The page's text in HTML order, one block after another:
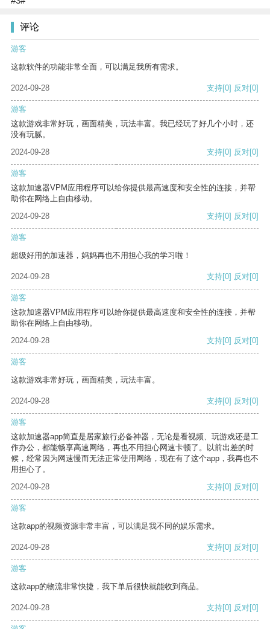
评论
游客
这款软件的功能非常全面，可以满足我所有需求。
2024-09-28 支持[0] 反对[0]
游客
这款游戏非常好玩，画面精美，玩法丰富。我已经玩了好几个小时，还
没有玩腻。
2024-09-28
支持[0] 反对[0]
游客
这款加速器VPM应用程序可以给你提供最高速度和安全性的连接，并帮
助你在网络上自由移动。
2024-09-28
支持[0] 反对[0]
游客
超级好用的加速器，妈妈再也不用担心我的学习啦！
2024-09-28 支持[0] 反对[0]
游客
这款加速器VPM应用程序可以给你提供最高速度和安全性的连接，并帮
助你在网络上自由移动。
2024-09-28
支持[0] 反对[0]
游客
这款游戏非常好玩，画面精美，玩法丰富。
2024-09-28 支持[0] 反对[0]
游客
这款加速器app简直是居家旅行必备神器，无论是看视频、玩游戏还是工
作办公，都能畅享高速网络，再也不用担心网速卡顿了。以前出差的时
候，经常因为网速慢而无法正常使用网络，现在有了这个app，我再也不
用担心了。
2024-09-28
支持[0] 反对[0]
游客
这款app的视频资源非常丰富，可以满足我不同的娱乐需求。
2024-09-28 支持[0] 反对[0]
游客
这款app的物流非常快捷，我下单后很快就能收到商品。
2024-09-28 支持[0] 反对[0]